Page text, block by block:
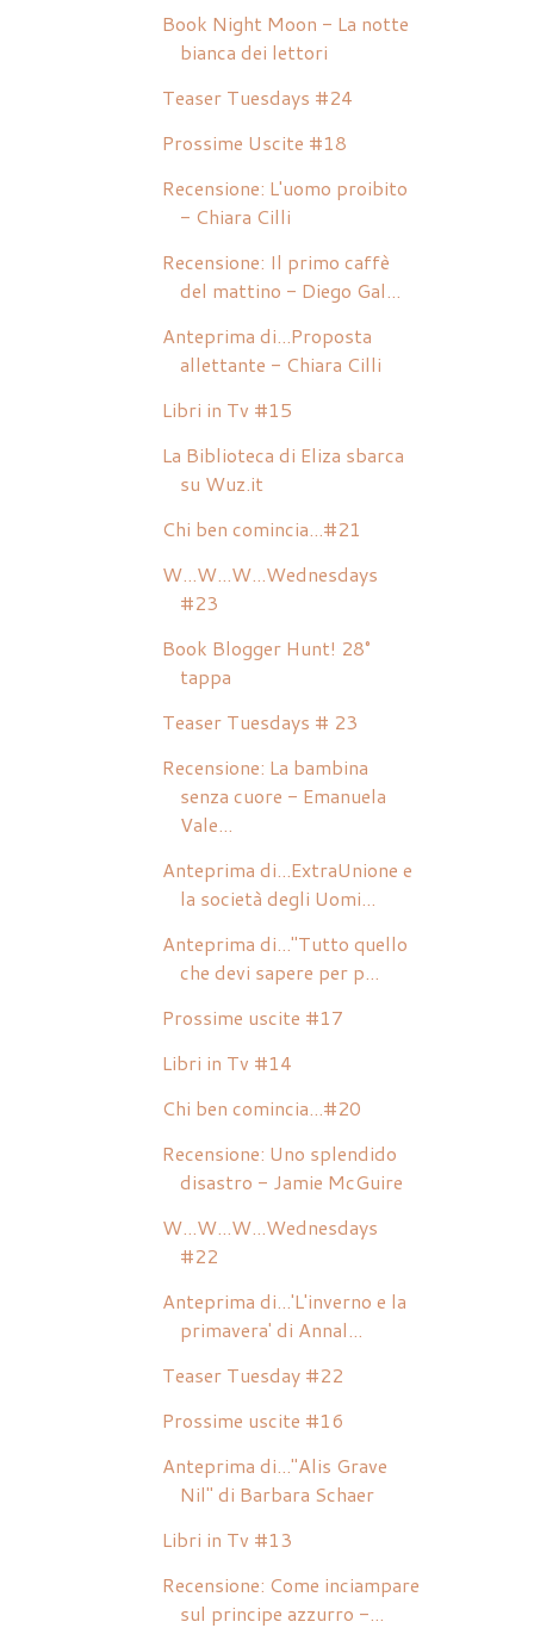
Book Night Moon - La notte
bianca dei lettori
Teaser Tuesdays #24
Prossime Uscite #18
Recensione: L'uomo proibito
- Chiara Cilli
Recensione: Il primo caffè
del mattino - Diego Gal...
Anteprima di...Proposta
allettante - Chiara Cilli
Libri in Tv #15
La Biblioteca di Eliza sbarca
su Wuz.it
Chi ben comincia...#21
W...W...W...Wednesdays
#23
Book Blogger Hunt! 28°
tappa
Teaser Tuesdays # 23
Recensione: La bambina
senza cuore - Emanuela
Vale...
Anteprima di...ExtraUnione e
la società degli Uomi...
Anteprima di..."Tutto quello
che devi sapere per p...
Prossime uscite #17
Libri in Tv #14
Chi ben comincia...#20
Recensione: Uno splendido
disastro - Jamie McGuire
W...W...W...Wednesdays
#22
Anteprima di...'L'inverno e la
primavera' di Annal...
Teaser Tuesday #22
Prossime uscite #16
Anteprima di..."Alis Grave
Nil" di Barbara Schaer
Libri in Tv #13
Recensione: Come inciampare
sul principe azzurro -...